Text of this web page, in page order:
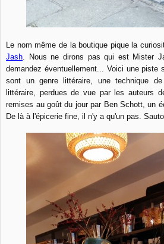
Le nom même de la boutique pique la
Jash . Nous ne dirons pas qui est Mister
demandez éventuellement... Voici une piste
sont un genre littéraire, une technique
littéraire, perdues de vue par les auteurs
remises au goût du jour par Ben Schott, un
De là à l'épicerie fine, il n'y a qu'un pas.